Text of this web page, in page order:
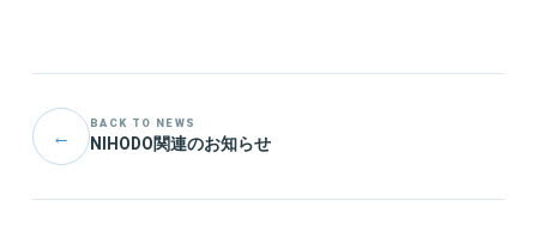
←
BACK TO NEWS
NIHODO関連のお知らせ